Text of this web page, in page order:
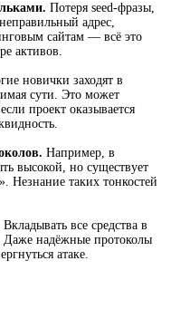
Потеря seed-фразы,
адрес,
сайтам — всё это
активов.
новички заходят в
сути. Это может
проект оказывается
Например, в
высокой, но существует
Незнание таких тонкостей
Вкладывать все средства в
надёжные протоколы
атаке.